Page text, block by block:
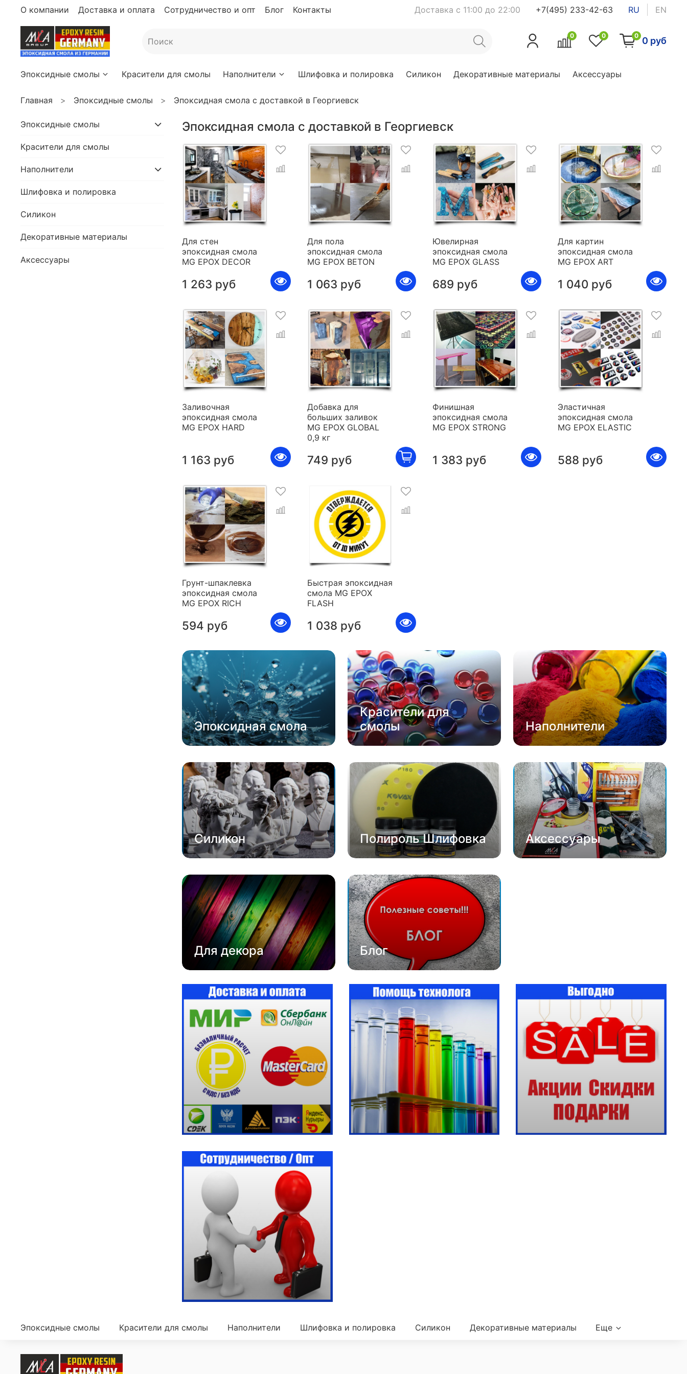
О компании Доставка и оплата Сотрудничество и опт Блог Контакты Доставка с 11:00 до 22:00 +7(495) 233-42-63 RU EN
0 0 0 0 руб
Эпоксидные смолы Красители для смолы Наполнители Шлифовка и полировка Силикон Декоративные материалы Аксессуары
Главная Эпоксидные смолы Эпоксидная смола с доставкой в Георгиевск
Эпоксидная смола с доставкой в Георгиевск
Для стен
эпоксидная смола
MG EPOX DECOR
1 263 руб
Для пола
эпоксидная смола
MG EPOX BETON
1 063 руб
Ювелирная
эпоксидная смола
MG EPOX GLASS
689 руб
Для картин
эпоксидная смола
MG EPOX ART
1 040 руб
Заливочная
эпоксидная смола
MG EPOX HARD
1 163 руб
Добавка для
больших заливок
MG EPOX GLOBAL
0,9 кг
749 руб
Финишная
эпоксидная смола
MG EPOX STRONG
1 383 руб
Эластичная
эпоксидная смола
MG EPOX ELASTIC
588 руб
Грунт-шпаклевка
эпоксидная смола
MG EPOX RICH
594 руб
Быстрая эпоксидная
смола MG EPOX
FLASH
1 038 руб
Эпоксидная смола
Красители для
смолы
Наполнители
Силикон Полироль Шлифовка Аксессуары
Для декора Блог
Эпоксидные смолы
Красители для смолы
Наполнители
Шлифовка и полировка
Силикон
Декоративные материалы
Аксессуары
Эпоксидные смолы Красители для смолы Наполнители Шлифовка и полировка Силикон Декоративные материалы Еще